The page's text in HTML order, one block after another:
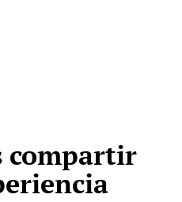
compartir